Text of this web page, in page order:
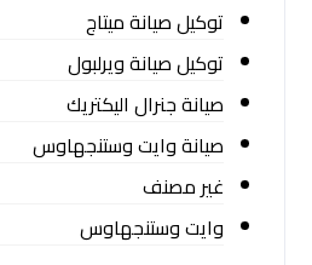
توكيل صيانة ميتاج
توكيل صيانة ويرلبول
صيانة جنرال اليكتريك
صيانة وايت وستنجهاوس
غير مصنف
وايت وستنجهاوس